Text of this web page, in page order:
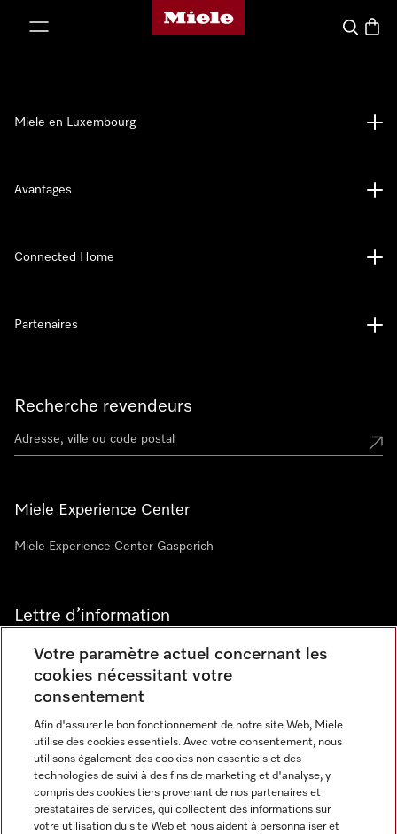
Page d'accueil de Miele
Panier
Recherche revendeurs
Miele Experience Center
Miele Experience Center Gasperich
Lettre d’information
Langue
FRANCAIS
Miele en Luxembourg
Avantages
Connected Home
Partenaires
Votre paramètre actuel concernant les
cookies nécessitant votre
consentement
Afin d'assurer le bon fonctionnement de notre site Web, Miele
utilise des cookies essentiels. Avec votre consentement, nous
utilisons également des cookies non essentiels et des
technologies de suivi à des fins de marketing et d'analyse, y
compris des cookies tiers provenant de nos partenaires et
prestataires de services, qui collectent des informations sur
votre utilisation du site Web et nous aident à personnaliser et